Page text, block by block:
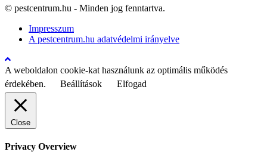
© pestcentrum.hu - Minden jog fenntartva.
Impresszum
A pestcentrum.hu adatvédelmi irányelve
A weboldalon cookie-kat használunk az optimális működés
érdekében.
Beállítások Elfogad
Close
Privacy Overview